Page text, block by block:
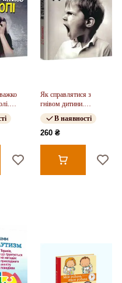
Як справлятися з
гнівом дитини.
Практична психологія
В наявності
260 ₴